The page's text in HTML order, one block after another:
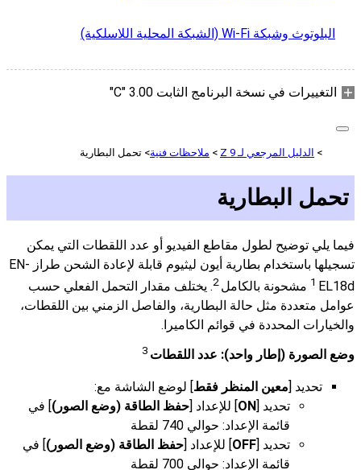
البلوتوث وشبكة Wi-Fi (الشبكة المحلية اللاسلكية)
التغييرات في نسخة البرنامج الثابت ‎"C" 3.00
الدليل المرجعي لـ Z 9 ملاحظات فنية تحمل البطارية
تحمل البطارية
فيما يلي توضيح لطول مقاطع الفيديو أو عدد اللقطات التي يمكن
تسجيلها باستخدام بطارية أيون ليثيوم قابلة لإعادة الشحن طراز EN-
EL18d‏
مشحونة بالكامل
. يختلف مقدار التحمل الفعلي حسب
عوامل متعددة مثل حالة البطارية، والفاصل الزمني بين اللقطات،
والخيارات المحددة في قوائم الكاميرا.
وضع الصورة (إطار واحد): عدد اللقطات
تحديد [ معين المنظر فقط ] لوضع الشاشة مع:
تحديد [
ON ] للإعداد [ حفظ الطاقة (وضع الصور) ] في
قائمة الإعداد: حوالي 740 لقطة
تحديد [ OFF ] للإعداد [ حفظ الطاقة (وضع الصور) ] في
قائمة الإعداد: حوالي 700 لقطة